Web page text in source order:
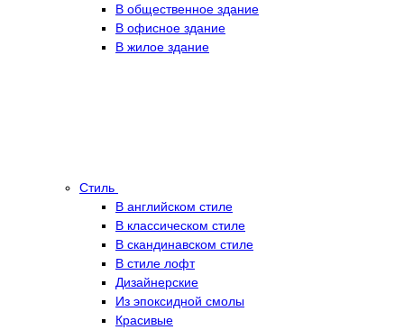
В общественное здание
В офисное здание
В жилое здание
Стиль
В английском стиле
В классическом стиле
В скандинавском стиле
В стиле лофт
Дизайнерские
Из эпоксидной смолы
Красивые